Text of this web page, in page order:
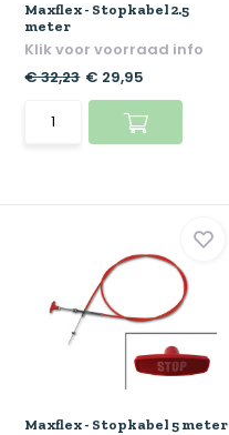
Maxflex - Stopkabel 2.5
meter
Klik voor voorraad info
€ 32,23 € 29,95
Maxflex - Stopkabel 5 meter